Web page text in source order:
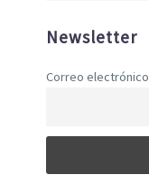
Newsletter
Correo electrónico